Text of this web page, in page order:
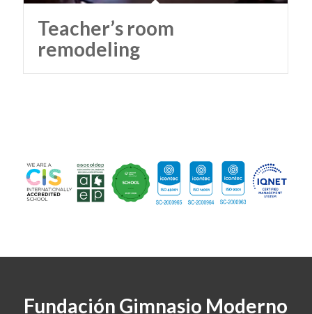
Teacher’s room
remodeling
Fundación Gimnasio Moderno